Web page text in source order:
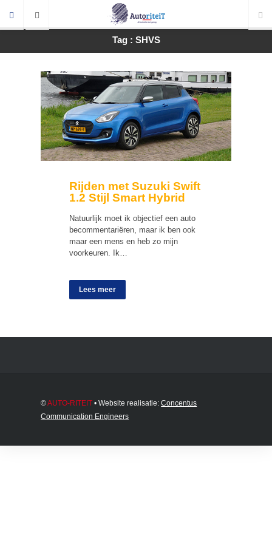
Tag : SHVS
Rijden met Suzuki Swift
1.2 Stijl Smart Hybrid
Natuurlijk moet ik objectief een auto
becommentariëren, maar ik ben ook
maar een mens en heb zo mijn
voorkeuren. Ik…
Lees meer
©AUTO-RITEIT • Website realisatie:Concentus
Communication Engineers